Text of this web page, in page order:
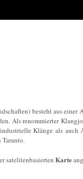
besteht aus
Als renommierter
Klänge als
satelitenbasierten Karte